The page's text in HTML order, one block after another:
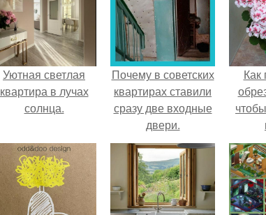
Уютная светлая
квартира в лучах
солнца.
Почему в советских
квартирах ставили
сразу две входные
двери.
Как